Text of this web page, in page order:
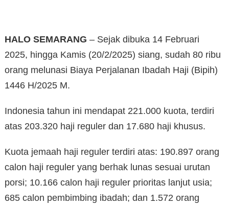
HALO SEMARANG – Sejak dibuka 14 Februari
2025, hingga Kamis (20/2/2025) siang, sudah 80 ribu
orang melunasi Biaya Perjalanan Ibadah Haji (Bipih)
1446 H/2025 M.
Indonesia tahun ini mendapat 221.000 kuota, terdiri
atas 203.320 haji reguler dan 17.680 haji khusus.
Kuota jemaah haji reguler terdiri atas: 190.897 orang
calon haji reguler yang berhak lunas sesuai urutan
porsi; 10.166 calon haji reguler prioritas lanjut usia;
685 calon pembimbing ibadah; dan 1.572 orang